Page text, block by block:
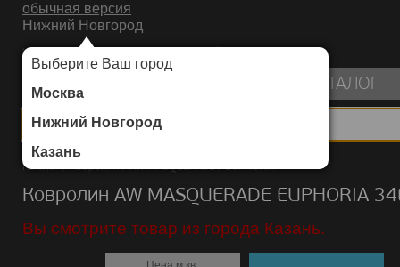
обычная версия
Нижний Новгород
Выберите Ваш город
Москва
Нижний Новгород
Казань
ИНТЕРНЕТ-МАГАЗИН НАПОЛЬНЫХ ПОКРЫТИЙ
КАТАЛОГ
Каталог/Ковролин/AW MASQUERADE/EUPHORIA
Ковролин AW MASQUERADE EUPHORIA
Вы смотрите товар из города Казань.